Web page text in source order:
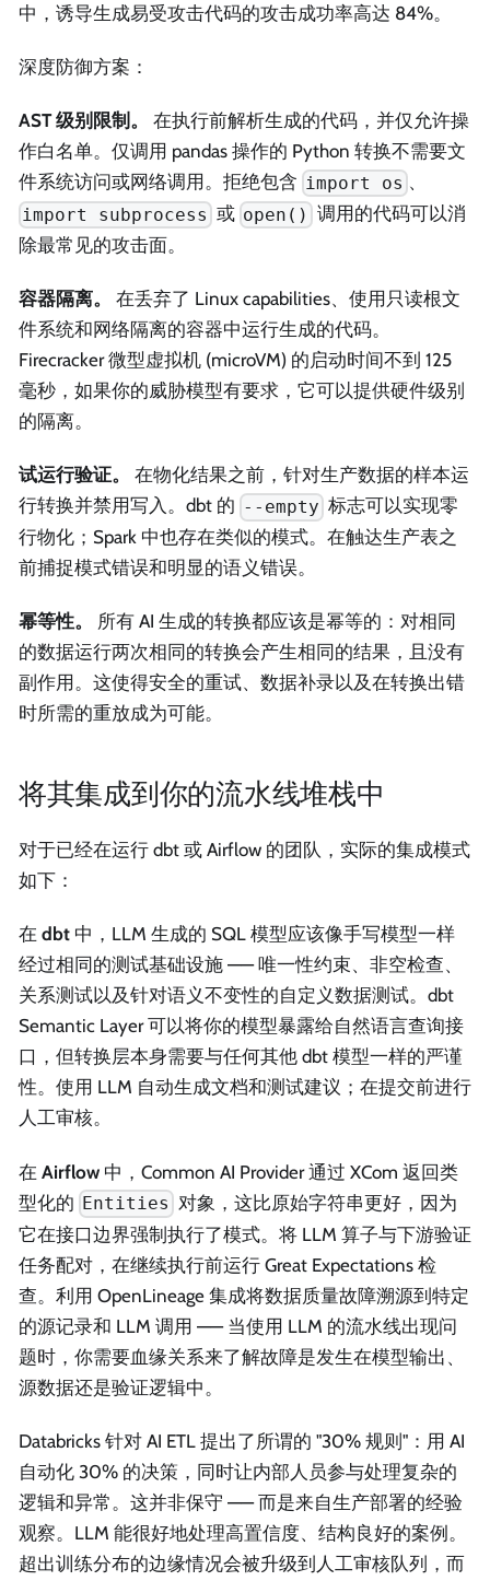
中，诱导生成易受攻击代码的攻击成功率高达 84%。
深度防御方案：
AST 级别限制。
在执行前解析生成的代码，并仅允许操
作白名单。仅调用 pandas 操作的 Python 转换不需要文
件系统访问或网络调用。拒绝包含 import os 、
import subprocess 或 open() 调用的代码可以消
除最常见的攻击面。
容器隔离。
在丢弃了 Linux capabilities、使用只读根文
件系统和网络隔离的容器中运行生成的代码。
Firecracker 微型虚拟机 (microVM) 的启动时间不到 125
毫秒，如果你的威胁模型有要求，它可以提供硬件级别
的隔离。
试运行验证。
在物化结果之前，针对生产数据的样本运
行转换并禁用写入。dbt 的 --empty 标志可以实现零
行物化；Spark 中也存在类似的模式。在触达生产表之
前捕捉模式错误和明显的语义错误。
幂等性。
所有 AI 生成的转换都应该是幂等的：对相同
的数据运行两次相同的转换会产生相同的结果，且没有
副作用。这使得安全的重试、数据补录以及在转换出错
时所需的重放成为可能。
将其集成到你的流水线堆栈中
对于已经在运行 dbt 或 Airflow 的团队，实际的集成模式
如下：
在 dbt 中，LLM 生成的 SQL 模型应该像手写模型一样
经过相同的测试基础设施 —— 唯一性约束、非空检查、
关系测试以及针对语义不变性的自定义数据测试。dbt
Semantic Layer 可以将你的模型暴露给自然语言查询接
口，但转换层本身需要与任何其他 dbt 模型一样的严谨
性。使用 LLM 自动生成文档和测试建议；在提交前进行
人工审核。
在 Airflow 中，Common AI Provider 通过 XCom 返回类
型化的 Entities 对象，这比原始字符串更好，因为
它在接口边界强制执行了模式。将 LLM 算子与下游验证
任务配对，在继续执行前运行 Great Expectations 检
查。利用 OpenLineage 集成将数据质量故障溯源到特定
的源记录和 LLM 调用 —— 当使用 LLM 的流水线出现问
题时，你需要血缘关系来了解故障是发生在模型输出、
源数据还是验证逻辑中。
Databricks 针对 AI ETL 提出了所谓的 "30% 规则"：用 AI
自动化 30% 的决策，同时让内部人员参与处理复杂的
逻辑和异常。这并非保守 —— 而是来自生产部署的经验
观察。LLM 能很好地处理高置信度、结构良好的案例。
超出训练分布的边缘情况会被升级到人工审核队列，而